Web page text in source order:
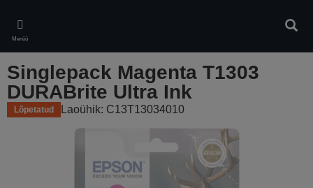
main
content
Menüü
Singlepack Magenta T1303
DURABrite Ultra Ink
Lõpetatud Laoühik: C13T13034010